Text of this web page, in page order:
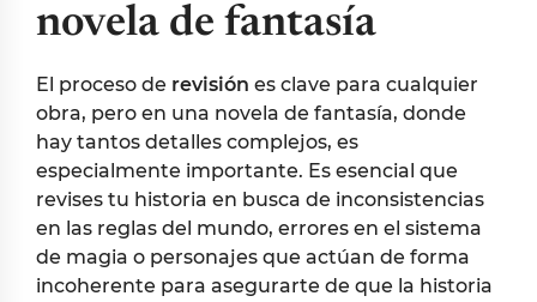
novela de fantasía
El proceso de revisión es clave para cualquier
obra, pero en una novela de fantasía, donde
hay tantos detalles complejos, es
especialmente importante. Es esencial que
revises tu historia en busca de inconsistencias
en las reglas del mundo, errores en el sistema
de magia o personajes que actúan de forma
incoherente para asegurarte de que la historia